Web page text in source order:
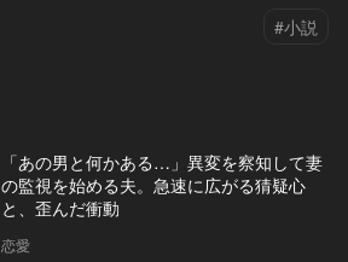
#小説
「あの男と何かある…」異変を察知して妻
の監視を始める夫。急速に広がる猜疑心
と、歪んだ衝動
恋愛